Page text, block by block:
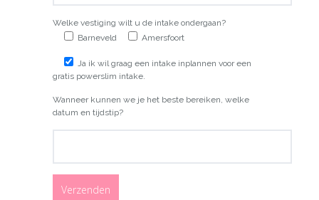
Welke vestiging wilt u de intake ondergaan?
Barneveld
Amersfoort
Ja ik wil graag een intake inplannen voor een
gratis powerslim intake.
Wanneer kunnen we je het beste bereiken, welke
datum en tijdstip?